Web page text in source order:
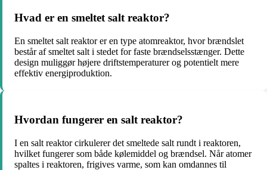
Hvad er en smeltet salt reaktor?
En smeltet salt reaktor er en type atomreaktor, hvor brændslet
består af smeltet salt i stedet for faste brændselsstænger. Dette
design muliggør højere driftstemperaturer og potentielt mere
effektiv energiproduktion.
Hvordan fungerer en salt reaktor?
I en salt reaktor cirkulerer det smeltede salt rundt i reaktoren,
hvilket fungerer som både kølemiddel og brændsel. Når atomer
spaltes i reaktoren, frigives varme, som kan omdannes til